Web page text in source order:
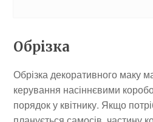
Обрізка
Обрізка декоративного маку
керування насіннєвими
порядок у квітнику. Якщо